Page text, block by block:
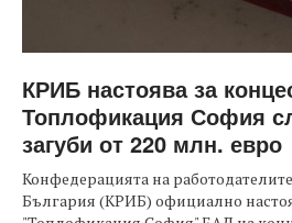
КРИБ настоява за
Топлофикация София
загуби от 220 млн. евро
Конфедерацията на
България (КРИБ) официално